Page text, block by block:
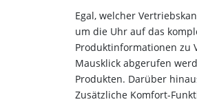
Egal, welcher
um die Uhr auf das
Produktinformationen zu
Mausklick abgerufen
Produkten. Darüber
Zusätzliche Komfort-